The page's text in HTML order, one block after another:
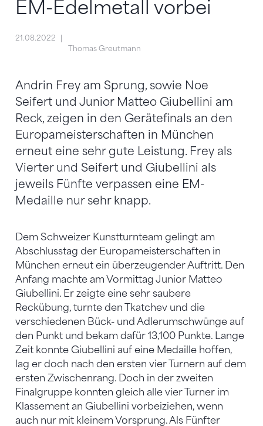
EM-Edelmetall vorbei
21.08.2022
Thomas Greutmann
Andrin Frey am Sprung, sowie Noe
Seifert und Junior Matteo Giubellini am
Reck, zeigen in den Gerätefinals an den
Europameisterschaften in München
erneut eine sehr gute Leistung. Frey als
Vierter und Seifert und Giubellini als
jeweils Fünfte verpassen eine EM-
Medaille nur sehr knapp.
Dem Schweizer Kunstturnteam gelingt am
Abschlusstag der Europameisterschaften in
München erneut ein überzeugender Auftritt. Den
Anfang machte am Vormittag Junior Matteo
Giubellini. Er zeigte eine sehr saubere
Reckübung, turnte den Tkatchev und die
verschiedenen Bück- und Adlerumschwünge auf
den Punkt und bekam dafür 13,100 Punkte. Lange
Zeit konnte Giubellini auf eine Medaille hoffen,
lag er doch nach den ersten vier Turnern auf dem
ersten Zwischenrang. Doch in der zweiten
Finalgruppe konnten gleich alle vier Turner im
Klassement an Giubellini vorbeiziehen, wenn
auch nur mit kleinem Vorsprung. Als Fünfter